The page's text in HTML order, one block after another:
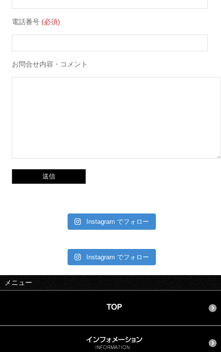
電話番号(必須)
お問合せ内容・コメント
Instagram でフォロー
Instagram でフォロー
メニュー